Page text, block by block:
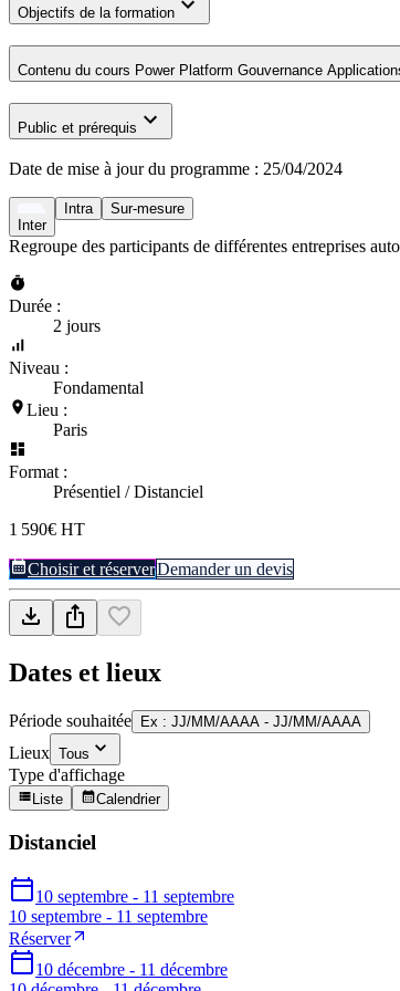
Objectifs de la formation
Contenu du cours Power Platform Gouvernance
Public et prérequis
Date de mise à jour du programme : 25/04/2024
Inter
Intra Sur-mesure
Regroupe des participants de différentes entreprises
Durée :
2 jours
Niveau :
Fondamental
Lieu :
Paris
Format :
Présentiel / Distanciel
1 590€ HT
Choisir et réserverDemander un devis
Dates et lieux
Période souhaitée Ex : JJ/MM/AAAA - JJ/MM/AAAA
Lieux Tous
Type d'affichage
Liste Calendrier
Distanciel
10 septembre - 11 septembre
10 septembre - 11 septembre
Réserver
10 décembre - 11 décembre